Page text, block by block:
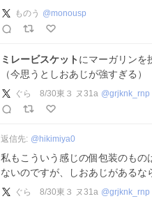
ものう @monousp
ミレービスケット にマーガリンを
（今思うとしおあじが強すぎる）
ぐら 8/30東３ ヌ31a @grjknk_rnp
返信先: @ hikimiya0
私もこういう感じの個包装のもの
ないのですが、しおあじがあるな
ぐら 8/30東３ ヌ31a @grjknk_rnp